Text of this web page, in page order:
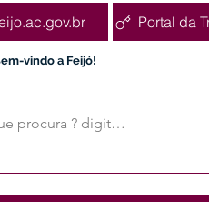
Portal da
vindo a Feijó!